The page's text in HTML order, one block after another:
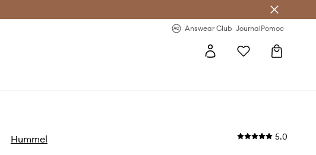
Answear Club JournalPomoc
Hummel 5.0